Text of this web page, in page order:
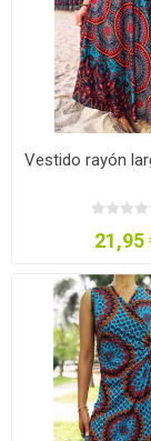
Vestido rayón
21,95